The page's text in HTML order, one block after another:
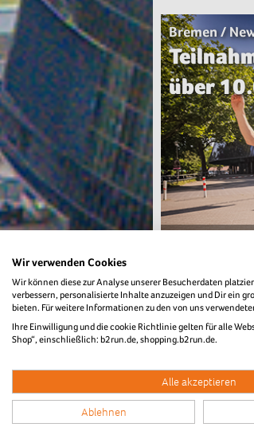
Bremen /
über
Über 473
Bremen /
"Die
Wir verwenden Cookies
Wir können diese zur Analyse unserer Besucherdaten
verbessern, personalisierte Inhalte anzuzeigen und Dir ein
bieten. Für weitere Informationen zu den von uns
Ihre Einwilligung und die cookie Richtlinie gelten für alle
Shop“, einschließlich: b2run.de, shopping.b2run.de.
Alle akzeptieren
Ablehnen